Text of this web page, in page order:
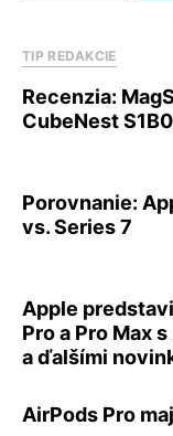
TIP REDAKCIE
Recenzia:
CubeNest S1B0
Porovnanie:
vs. Series 7
Apple
Pro a Pro Max
a ďalšími
AirPods Pro